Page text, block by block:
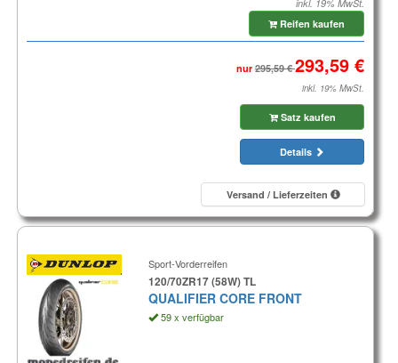
inkl. 19% MwSt.
Reifen kaufen
nur
inkl. 19% MwSt.
Satz kaufen
Details
Versand / Lieferzeiten
Sport-Vorderreifen
120/70ZR17 (58W) TL
QUALIFIER CORE FRONT
59 x verfügbar